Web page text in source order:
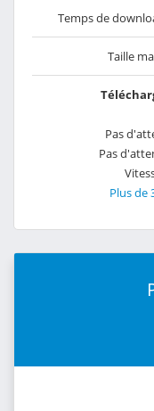
Temps de
Taille
Pas
Pas
Plus de